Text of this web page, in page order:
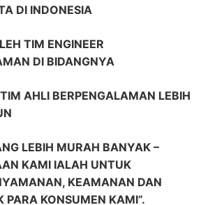
DI INDONESIA
TIM ENGINEER
DI BIDANGNYA
AHLI BERPENGALAMAN LEBIH
LEBIH MURAH BANYAK –
KAMI IALAH UNTUK
KEAMANAN DAN
PARA KONSUMEN KAMI”.